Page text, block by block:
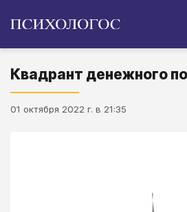
Квадрант денежного
01 октября 2022 г. в 21:35